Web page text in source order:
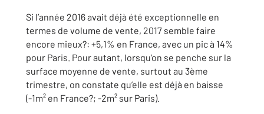
Si l’année 2016 avait déjà été exceptionnelle en
termes de volume de vente, 2017 semble faire
encore mieux?: +5,1% en France, avec un pic à 14%
pour Paris. Pour autant, lorsqu’on se penche sur la
surface moyenne de vente, surtout au 3ème
trimestre, on constate qu’elle est déjà en baisse
(-1m² en France?; -2m² sur Paris).